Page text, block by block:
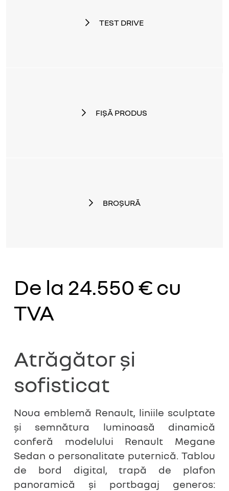
TEST DRIVE
FIȘĂ PRODUS
BROȘURĂ
De la 24.550 € cu
TVA
Atrăgător și
sofisticat
Noua emblemă Renault, liniile sculptate
și semnătura luminoasă dinamică
conferă modelului Renault Megane
Sedan o personalitate puternică. Tablou
de bord digital, trapă de plafon
panoramică și portbagaj generos: